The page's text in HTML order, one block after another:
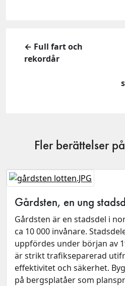
← Full fart och
rekordår
Fler berättelser
Gårdsten, en ung
Gårdsten är en stadsdel i
ca 10 000 invånare.
uppfördes under början av
är strikt trafikseparerad
effektivitet och säkerhet.
på bergsplatåer som